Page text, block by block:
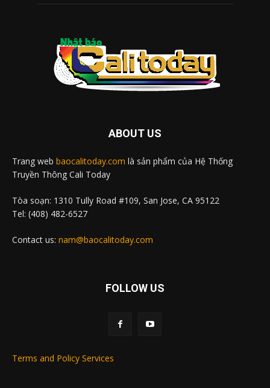
ABOUT US
Trang web baocalitoday.com là sản phẩm của Hệ Thống
Truyền Thông Cali Today
Tòa soạn: 1310 Tully Road #109, San Jose, CA 95122
Tel: (408) 482-6527
Contact us: nam@baocalitoday.com
FOLLOW US
Terms and Policy Services